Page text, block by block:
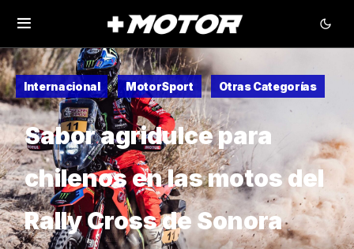
Internacional MotorSport Otras Categorías
Sabor agridulce para
chilenos en las motos del
Rally Cross de Sonora